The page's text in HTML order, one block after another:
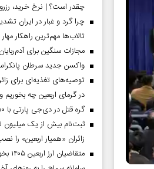
چقدر است؟ | نرخ خرید،
چرا گرد و غبار در ایران
تالاب‌ها مهم‌ترین راهکار
مجازات سنگین برای
واکسن جدید سرطان
در گرمای اربعین چه بخوریم
گره قتل در دی‌جی پارتی با ۵۰ قسم باز می‌شود
ثبت‌نام بیش از یک میلیون
زائران «همیار اربعین» را